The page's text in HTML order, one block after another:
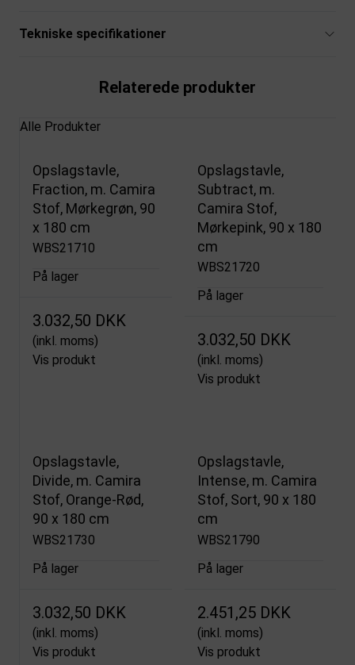
Tekniske specifikationer
Relaterede produkter
Alle Produkter
Opslagstavle,
Fraction, m. Camira
Stof, Mørkegrøn, 90
x 180 cm
WBS21710
På lager
3.032,50 DKK
(inkl. moms)
Vis produkt
Opslagstavle,
Subtract, m.
Camira Stof,
Mørkepink, 90 x 180
cm
WBS21720
På lager
3.032,50 DKK
(inkl. moms)
Vis produkt
Opslagstavle,
Divide, m. Camira
Stof, Orange-Rød,
90 x 180 cm
WBS21730
På lager
3.032,50 DKK
(inkl. moms)
Vis produkt
Opslagstavle,
Intense, m. Camira
Stof, Sort, 90 x 180
cm
WBS21790
På lager
2.451,25 DKK
(inkl. moms)
Vis produkt